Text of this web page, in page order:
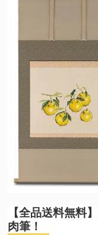
【全品送料無料】
肉筆！